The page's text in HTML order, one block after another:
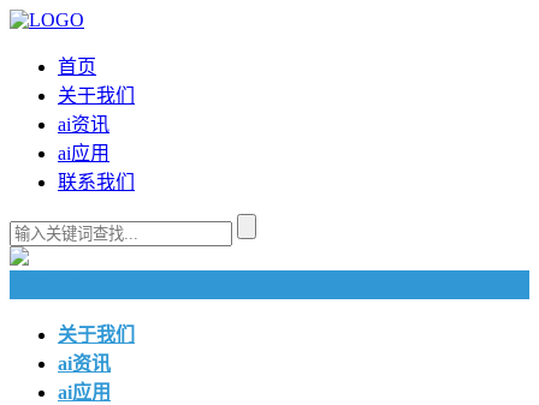
首页
关于我们
ai资讯
ai应用
联系我们
关于我们
ai资讯
ai应用